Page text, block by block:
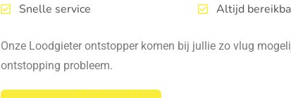
Snelle service
Altijd
Onze Loodgieter ontstopper komen bij jullie zo vlug
ontstopping probleem.